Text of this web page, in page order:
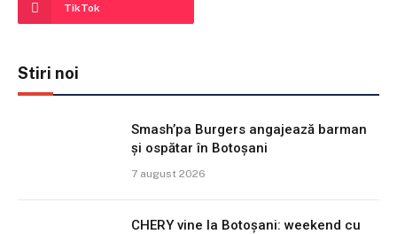
TikTok
Stiri noi
Smash’pa Burgers angajează barman
și ospătar în Botoșani
7 august 2026
CHERY vine la Botoșani: weekend cu